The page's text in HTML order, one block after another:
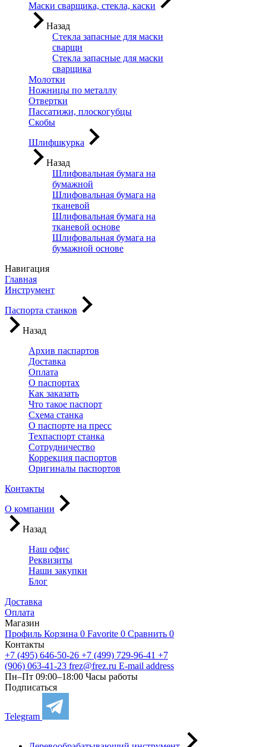
Маски сварщика, стекла, каски
Назад
Стекла запасные для маски
сварщи
Стекла запасные для маски
сварщика
Молотки
Ножницы по металлу
Отвертки
Пассатижи, плоскогубцы
Скобы
Шлифшкурка
Назад
Шлифовальная бумага на
бумажной
Шлифовальная бумага на
тканевой
Шлифовальная бумага на
тканевой основе
Шлифовальная бумага на
бумажной основе
Навигация
Главная
Инструмент
Паспорта станков
Назад
Архив паспартов
Доставка
Оплата
О паспортах
Как заказать
Что такое паспорт
Схема станка
О паспорте на пресс
Техпаспорт станка
Сотрудничество
Коррекция паспортов
Оригиналы паспортов
Контакты
О компании
Назад
Наш офис
Реквизиты
Наши закупки
Блог
Доставка
Оплата
Магазин
Профиль Корзина 0 Favorite 0 Сравнить 0
Контакты
+7 (495) 646-50-26 +7 (499) 729-96-41 +7
(906) 063-41-23 frez@frez.ru E-mail address
Пн–Пт 09:00–18:00 Часы работы
Подписаться
Telegram